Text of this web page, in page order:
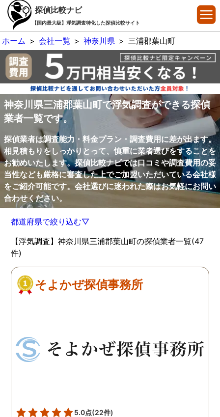
探偵比較ナビ
【国内最大級】浮気調査特化した探偵比較サイト
ホーム > 会社一覧 > 神奈川県 > 三浦郡葉山町
神奈川県三浦郡葉山町で浮気調査ができる探偵
業者一覧です。
探偵業者は調査能力・料金プラン・調査費用に差が出ます。
相見積もりをしっかりとって、慎重に業者選びをすることを
お勧めいたします。探偵比較ナビでは口コミや調査費用の妥
当性なども厳格に審査した上でご加盟いただいている会社様
をご紹介可能です。会社選びに迷われた際はお気軽にお問い
合わせください。
都道府県で絞り込む▽
【浮気調査】神奈川県三浦郡葉山町の探偵業者一覧(47
件)
そよかぜ探偵事務所
5.0点(22件)